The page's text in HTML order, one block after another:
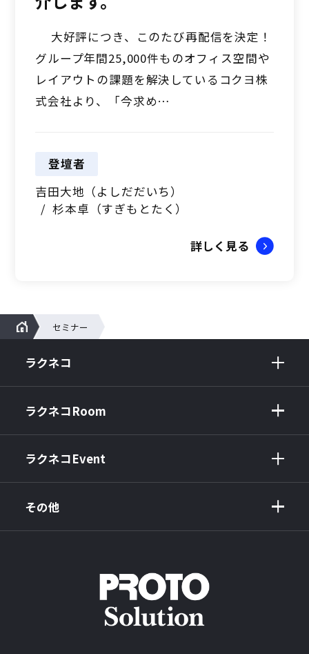
大好評につき、このたび再配信を決定！
グループ年間25,000件ものオフィス空間や
レイアウトの課題を解決しているコクヨ株
式会社より、「今求め…
登壇者
吉田大地（よしだだいち）
杉本卓（すぎもとたく）
詳しく見る
セミナー
ラクネコ
ラクネコRoom
ラクネコEvent
その他